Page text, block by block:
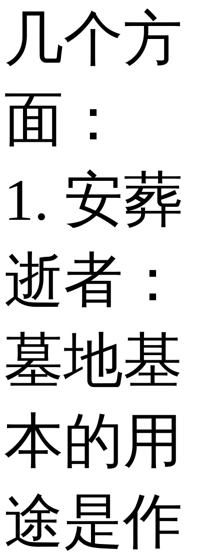
几个方
面：
1. 安葬
逝者：
墓地基
本的用
途是作